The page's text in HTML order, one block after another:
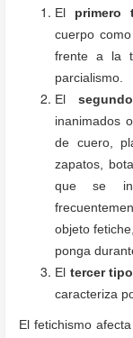
El primero
cuerpo
frente a la
parcialismo.
El
inanimados
de cuero,
zapatos,
que se
objeto
ponga
El tercer tipo
caracteriza
El fetichismo